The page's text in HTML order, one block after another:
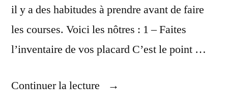
il y a des habitudes à prendre avant de faire
les courses. Voici les nôtres : 1 – Faites
l’inventaire de vos placard C’est le point …
Continuer la lecture
« Solutions